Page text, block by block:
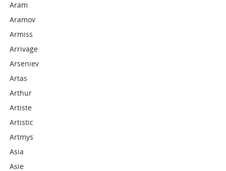
Aram
Aramov
Armiss
Arrivage
Arseniev
Artas
Arthur
Artiste
Artistic
Artmys
Asia
Asie